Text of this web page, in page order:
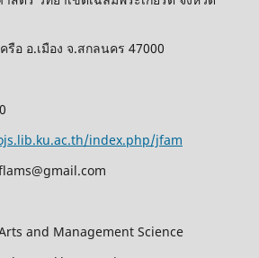
รือ อ.เมือง จ.สกลนคร 47000
index.php/jfam
and Management Science